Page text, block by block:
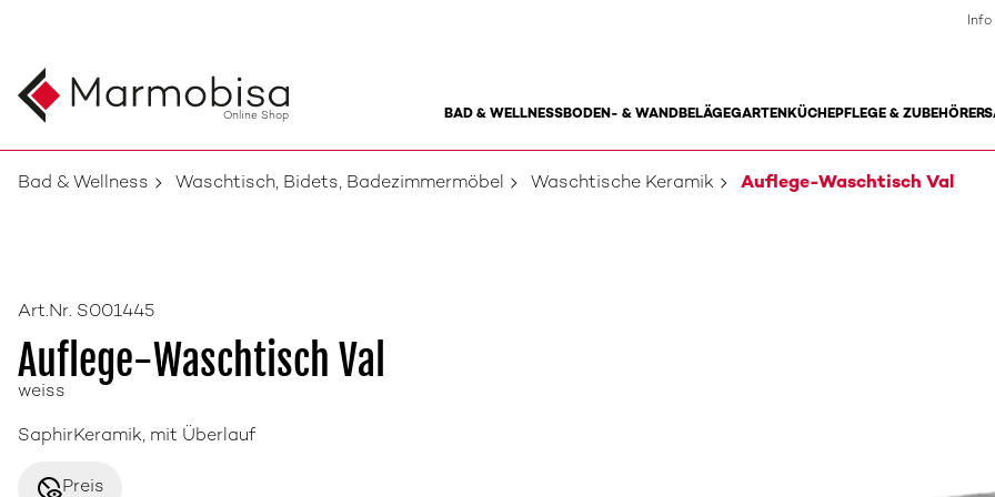
Online Shop BAD & WELLNESSBODEN- & WANDBELÄGEGARTENKÜCHEPFLEGE & ZUBEHÖR
Info
Bad & Wellness Waschtisch, Bidets, Badezimmermöbel Waschtische Keramik Auflege-Waschtisch Val
Art.Nr. S001445
Auflege-Waschtisch Val
weiss
SaphirKeramik, mit Überlauf
disabled_visiblePreis